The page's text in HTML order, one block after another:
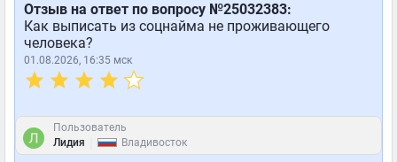
Отзыв на ответ по вопросу №25032383:
Как выписать из соцнайма не проживающего
человека?
01.08.2026, 16:35 мск
Пользователь
Лидия
Владивосток